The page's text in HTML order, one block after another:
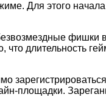
Для этого
фишки
что длительность
площадки.